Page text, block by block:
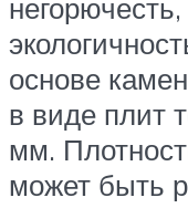
основе
в виде плит
мм.
может быть